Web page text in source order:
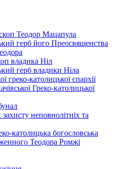
Теодор Мацапула
герб його Преосвященства
владика Ніл
герб владики Ніла
греко-католицької єпархії
Греко-католицької
неповнолітніх та
католицька богословська
Теодора Ромжі